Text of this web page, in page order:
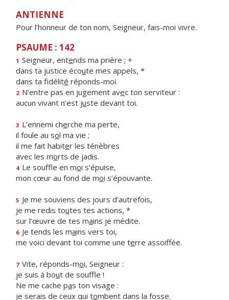
ANTIENNE
Pour l’honneur de ton nom, Seigneur, fais-moi vivre.
PSAUME : 142
1 Seigneur, entends ma prière ; +
dans ta justice écoute mes appels, *
dans ta fidélité réponds-moi.
2 N’entre pas en jugement avec ton serviteur :
aucun vivant n’est juste devant toi.
3 L’ennemi cherche ma perte,
il foule au sol ma vie ;
il me fait habiter les ténèbres
avec les morts de jadis.
4 Le souffle en moi s’épuise,
mon cœur au fond de moi s’épouvante.
5 Je me souviens des jours d’autrefois,
je me redis toutes tes actions, *
sur l’œuvre de tes mains je médite.
6 Je tends les mains vers toi,
me voici devant toi comme une terre assoiffée.
7 Vite, réponds-moi, Seigneur :
je suis à bout de souffle !
Ne me cache pas ton visage :
je serais de ceux qui tombent dans la fosse.